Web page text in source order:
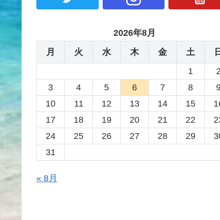
2026年8月
月
火 水 木 金 土
1
2
3
4 5 6 7 8
10
11 12 13 14 15
17
18 19 20 21 22
24
25 26 27 28 29
31
« 8月